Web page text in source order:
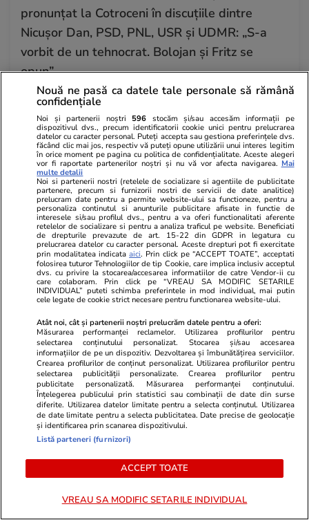
pronunțat la Cotroceni în discuțiile dintre
Nicușor Dan, PSD, PNL, USR și UDMR: „S-a
vorbit de un tehnocrat. Bolojan și Fritz se
opun”
Bani și Afaceri 14:48
Românii, tot mai pesimiști cu privire la costul
vieții: peste 80% din populație se așteaptă ca
prețurile să crească în continuare – sondaj
IRSOP
Știri Externe 14:36
Rusia a atacat cibernetic România. Nicușor
Dan: „O campanie hibridă mai amplă, menită
să alimenteze diviziunile în societate”
Politică 14:19
Sorin Grindeanu a răbufnit la adresa lui
Dominic Fritz: „PSD nu este de acord să-și
rezolve problemele de integritate prin
modificarea legii”
Citește mai multe
TRENDING
Nouă ne pasă ca datele tale personale să rămână
confidențiale
Noi și partenerii noștri 596 stocăm și/sau accesăm informații pe
dispozitivul dvs., precum identificatorii cookie unici pentru prelucrarea
datelor cu caracter personal. Puteți accepta sau gestiona preferințele dvs.
făcând clic mai jos, respectiv vă puteți opune utilizării unui interes legitim
în orice moment pe pagina cu politica de confidențialitate. Aceste alegeri
vor fi raportate partenerilor noștri și nu vă vor afecta navigarea. Mai
multe detalii
Noi si partenerii nostri (retelele de socializare si agentiile de publicitate
partenere, precum si furnizorii nostri de servicii de date analitice)
prelucram date pentru a permite website-ului sa functioneze, pentru a
personaliza continutul si anunturile publicitare afisate in functie de
interesele si/sau profilul dvs., pentru a va oferi functionalitati aferente
retelelor de socializare si pentru a analiza traficul pe website. Beneficiati
de drepturile prevazute de art. 15-22 din GDPR in legatura cu
prelucrarea datelor cu caracter personal. Aceste drepturi pot fi exercitate
prin modalitatea indicataaici. Prin click pe “ACCEPT TOATE”, acceptati
folosirea tuturor Tehnologiilor de tip Cookie, care implica inclusiv acceptul
dvs. cu privire la stocarea/accesarea informatiilor de catre Vendor-ii cu
care colaboram. Prin click pe “VREAU SA MODIFIC SETARILE
INDIVIDUAL” puteti schimba preferintele in mod individual, mai putin
cele legate de cookie strict necesare pentru functionarea website-ului.
Atât noi, cât și partenerii noștri prelucrăm datele pentru a oferi:
Măsurarea performanței reclamelor. Utilizarea profilurilor pentru
selectarea conținutului personalizat. Stocarea și/sau accesarea
informațiilor de pe un dispozitiv. Dezvoltarea și îmbunătățirea serviciilor.
Crearea profilurilor de conținut personalizat. Utilizarea profilurilor pentru
selectarea publicității personalizate. Crearea profilurilor pentru
publicitate personalizată. Măsurarea performanței conținutului.
Înțelegerea publicului prin statistici sau combinații de date din surse
diferite. Utilizarea datelor limitate pentru a selecta conținutul. Utilizarea
de date limitate pentru a selecta publicitatea. Date precise de geolocație
și identificarea prin scanarea dispozitivului.
Listă parteneri (furnizori)
ACCEPT TOATE
VREAU SA MODIFIC SETARILE INDIVIDUAL